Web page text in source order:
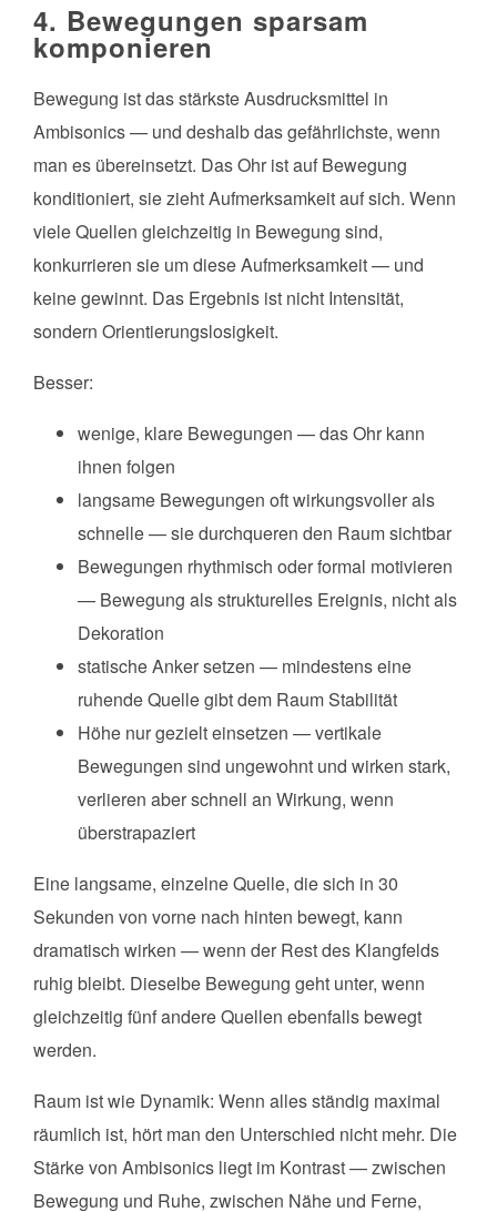
4. Bewegungen sparsam
komponieren
Bewegung ist das stärkste Ausdrucksmittel in
Ambisonics — und deshalb das gefährlichste, wenn
man es übereinsetzt. Das Ohr ist auf Bewegung
konditioniert, sie zieht Aufmerksamkeit auf sich. Wenn
viele Quellen gleichzeitig in Bewegung sind,
konkurrieren sie um diese Aufmerksamkeit — und
keine gewinnt. Das Ergebnis ist nicht Intensität,
sondern Orientierungslosigkeit.
Besser:
wenige, klare Bewegungen — das Ohr kann
ihnen folgen
langsame Bewegungen oft wirkungsvoller als
schnelle — sie durchqueren den Raum sichtbar
Bewegungen rhythmisch oder formal motivieren
— Bewegung als strukturelles Ereignis, nicht als
Dekoration
statische Anker setzen — mindestens eine
ruhende Quelle gibt dem Raum Stabilität
Höhe nur gezielt einsetzen — vertikale
Bewegungen sind ungewohnt und wirken stark,
verlieren aber schnell an Wirkung, wenn
überstrapaziert
Eine langsame, einzelne Quelle, die sich in 30
Sekunden von vorne nach hinten bewegt, kann
dramatisch wirken — wenn der Rest des Klangfelds
ruhig bleibt. Dieselbe Bewegung geht unter, wenn
gleichzeitig fünf andere Quellen ebenfalls bewegt
werden.
Raum ist wie Dynamik: Wenn alles ständig maximal
räumlich ist, hört man den Unterschied nicht mehr. Die
Stärke von Ambisonics liegt im Kontrast — zwischen
Bewegung und Ruhe, zwischen Nähe und Ferne,